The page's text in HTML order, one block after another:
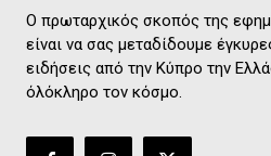
Ο πρωταρχικός σκοπός της
είναι να σας μεταδίδουμε
ειδήσεις από την Κύπρο την
όλόκληρο τον κόσμο.